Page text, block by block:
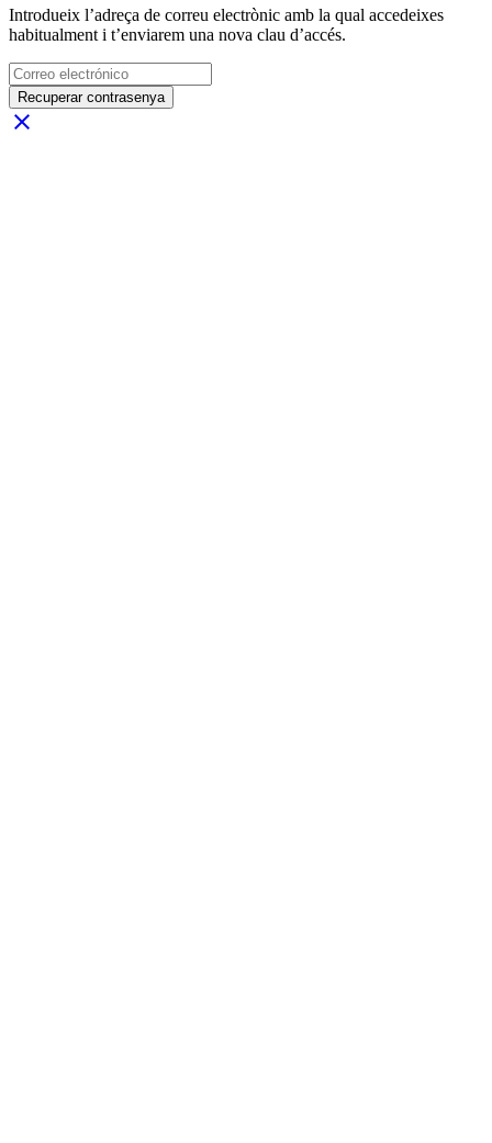
Introdueix l’adreça de correu electrònic amb la qual accedeixes
habitualment i t’enviarem una nova clau d’accés.
Recuperar contrasenya
close